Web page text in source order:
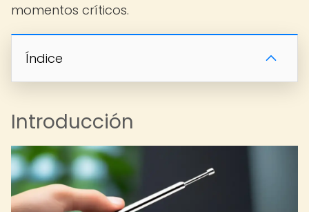
momentos críticos.
Índice
Introducción